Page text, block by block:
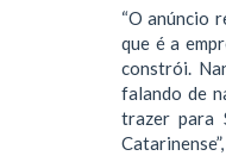
“O anúncio
que é a
constrói.
falando de
trazer para